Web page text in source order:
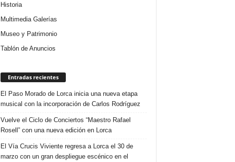
Historia
Multimedia Galerías
Museo y Patrimonio
Tablón de Anuncios
Entradas recientes
El Paso Morado de Lorca inicia una nueva etapa
musical con la incorporación de Carlos Rodríguez
Vuelve el Ciclo de Conciertos “Maestro Rafael
Rosell” con una nueva edición en Lorca
El Vía Crucis Viviente regresa a Lorca el 30 de
marzo con un gran despliegue escénico en el